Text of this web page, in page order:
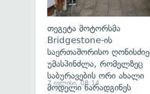
თეგეტა მოტორსმა
Bridgestone-ის
საერთაშორისო
უმასპინძლა, რომელზეც
საბურავების ორი ახალი
მოდელი წარადგინეს
7 ივლისი, 08:14